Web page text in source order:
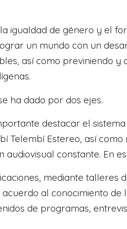
igualdad de género y el
un mundo con un
así como previniendo
ha dado por dos ejes.
destacar el
Estereo, así
constante. En
mediante talleres
al conocimiento
de programas,